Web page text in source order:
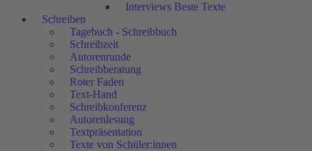
Interviews Beste Texte
Schreiben
Tagebuch - Schreibbuch
Schreibzeit
Autorenrunde
Schreibberatung
Roter Faden
Text-Hand
Schreibkonferenz
Autorenlesung
Textpräsentation
Texte von Schüler:innen